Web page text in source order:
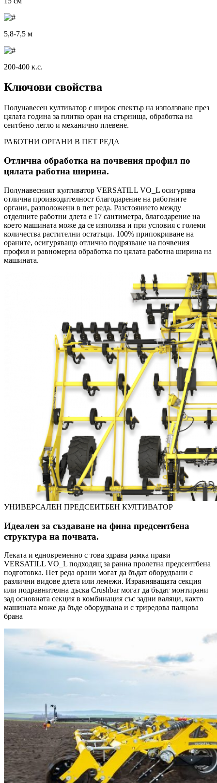
5,8-7,5 м
200-400 к.с.
Ключови свойства
Полунавесен култиватор с широк спектър на използване през
цялата година за плитко оран на стърнища, обработка на
сеитбено легло и механично плевене.
РАБОТНИ ОРГАНИ В ПЕТ РЕДА
Отлична обработка на почвения профил по
цялата работна ширина.
Полунавесният култиватор VERSATILL VO_L осигурява
отлична производителност благодарение на работните
органи, разположени в пет реда. Разстоянието между
отделните работни длета е 17 сантиметра, благодарение на
което машината може да се използва и при условия с големи
количества растителни остатъци. 100% припокриване на
ораните, осигуряващо отлично подрязване на почвения
профил и равномерна обработка по цялата работна ширина на
машината.
УНИВЕРСАЛЕН ПРЕДСЕИТБЕН КУЛТИВАТОР
Идеален за създаване на фина предсеитбена
структура на почвата.
Леката и едновременно с това здрава рамка прави
VERSATILL VO_L подходящ за ранна пролетна предсеитбена
подготовка. Пет реда орани могат да бъдат оборудвани с
различни видове длета или лемежи. Изравняващата секция
или подравнителна дъска Crushbar могат да бъдат монтирани
зад основната секция в комбинация със задни валяци, както
машината може да бъде оборудвана и с триредова палцова
брана